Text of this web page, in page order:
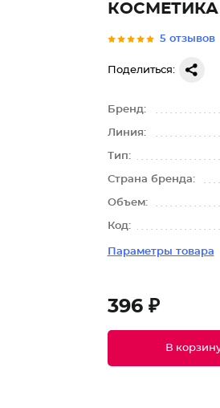
КОСМЕТИКА
5 отзывов
Поделиться:
Бренд:
Линия:
Тип:
Страна бренда:
Объем:
Код:
Параметры товара
396 ₽
В